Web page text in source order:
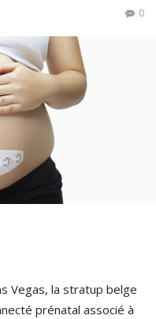
0
Vegas, la stratup belge
prénatal associé à